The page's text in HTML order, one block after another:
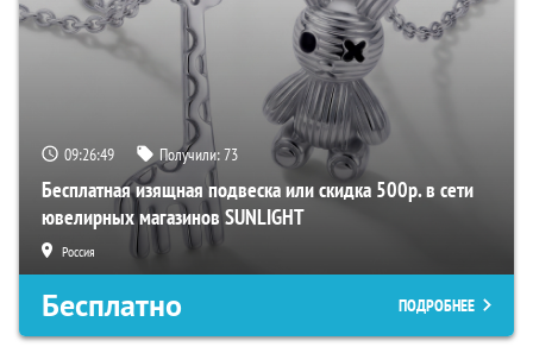
09:26:48 Получили:73
Бесплатная изящная подвеска или скидка 500р. в сети
ювелирных магазинов SUNLIGHT
Россия
Бесплатно ПОДРОБНЕЕ